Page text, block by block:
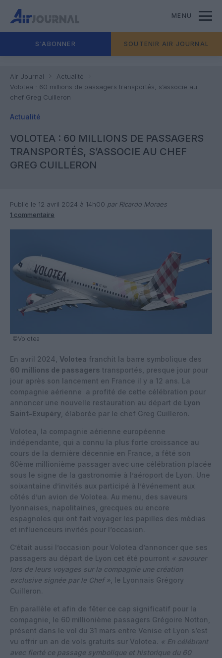
MENU
S'ABONNER SOUTENIR AIR JOURNAL
Air Journal
Actualité
Volotea : 60 millions de passagers transportés, s’associe au
chef Greg Cuilleron
Actualité
VOLOTEA : 60 MILLIONS DE PASSAGERS
TRANSPORTÉS, S’ASSOCIE AU CHEF
GREG CUILLERON
Publié le 12 avril 2024 à 14h00 par Ricardo Moraes
1 commentaire
©Volotea
En avril 2024, Volotea franchit la barre symbolique des
60 millions de passagers transportés, presque jour pour
jour après son lancement en France il y a 12 ans. La
compagnie aérienne a profité de cette célébration pour
annoncer une nouvelle restauration au départ de Lyon
Saint-Exupéry , élaborée par le chef Greg Cuilleron.
Volotea, la compagnie aérienne européenne
indépendante, qui a connu la plus forte croissance au
cours de la dernière décennie en France, a fêté son
60ème millionième passager avec une célébration placée
sous le signe de la gastronomie à l’aéroport de Lyon. Une
soixantaine d’invités aux participé à l’événement aux
côtés d’un avion de Volotea. Au menu, des saveurs
lyonnaises, napolitaines, grecques ou encore
espagnoles qui ont fait voyager les papilles des médias
et influenceurs invités pour l’occasion.
C’était aussi l’occasion pour Volotea d’annoncer que ses
passagers au départ de Lyon cet été pourront « savourer
lors de leurs voyages sur la compagnie une création
exclusive signée par le Chef » , le Lyonnais Grégory
Cuilleron.
En parallèle et afin de fêter ce cap significatif pour la
compagnie, le 60 millionième passagers Grégoire Notton,
présent dans le vol du 31 mars entre Venise et Lyon s’est
vu offrir un an de vols gratuits sur Volotea. « En célébrant
avec fierté ce passage symbolique et historique du 60